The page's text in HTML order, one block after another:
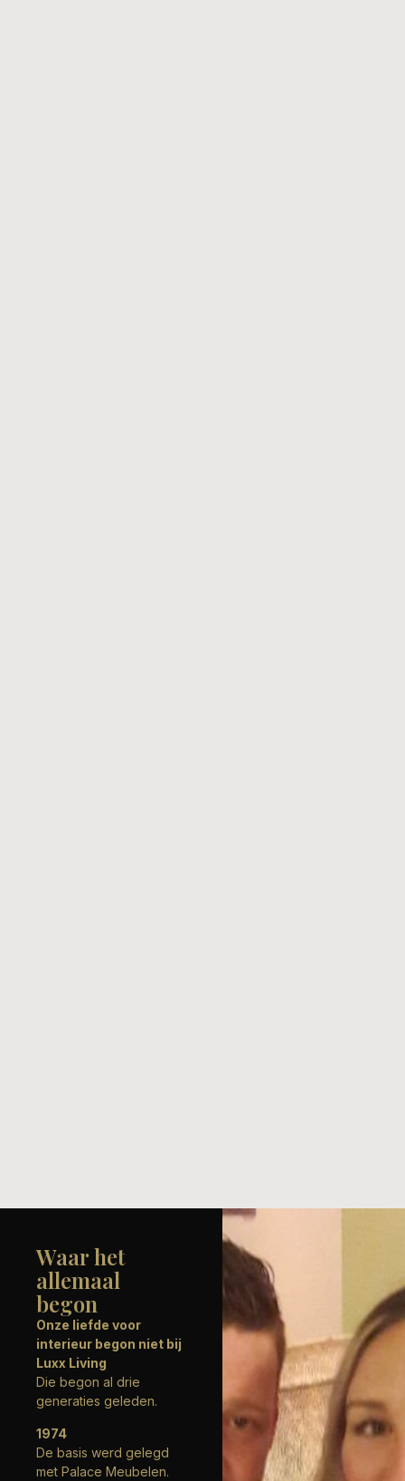
Waar het
allemaal
begon
Onze liefde voor
interieur begon niet bij
Luxx Living
Die begon al drie
generaties geleden.
1974
De basis werd gelegd
met Palace Meubelen.